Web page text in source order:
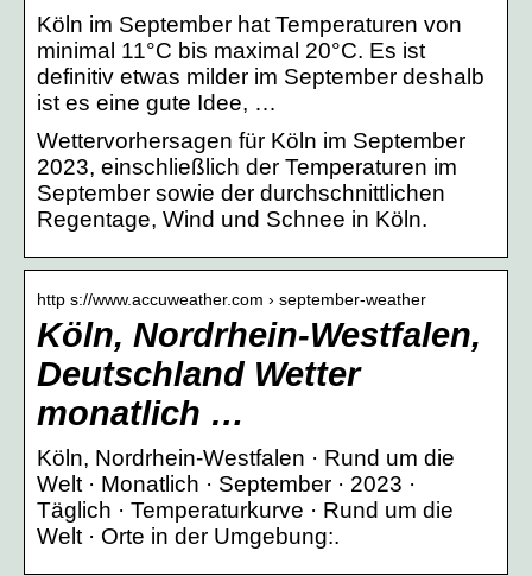
Köln im September hat Temperaturen von
minimal 11°C bis maximal 20°C. Es ist
definitiv etwas milder im September deshalb
ist es eine gute Idee, …
Wettervorhersagen für Köln im September
2023, einschließlich der Temperaturen im
September sowie der durchschnittlichen
Regentage, Wind und Schnee in Köln.
http s://www.accuweather.com › september-weather
Köln, Nordrhein-Westfalen,
Deutschland Wetter
monatlich …
Köln, Nordrhein-Westfalen · Rund um die
Welt · Monatlich · September · 2023 ·
Täglich · Temperaturkurve · Rund um die
Welt · Orte in der Umgebung:.